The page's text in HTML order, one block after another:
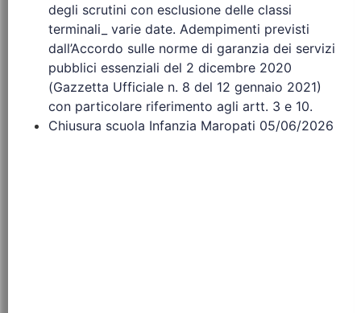
degli scrutini con esclusione delle classi
terminali_ varie date. Adempimenti previsti
dall’Accordo sulle norme di garanzia dei servizi
pubblici essenziali del 2 dicembre 2020
(Gazzetta Ufficiale n. 8 del 12 gennaio 2021)
con particolare riferimento agli artt. 3 e 10.
Chiusura scuola Infanzia Maropati 05/06/2026